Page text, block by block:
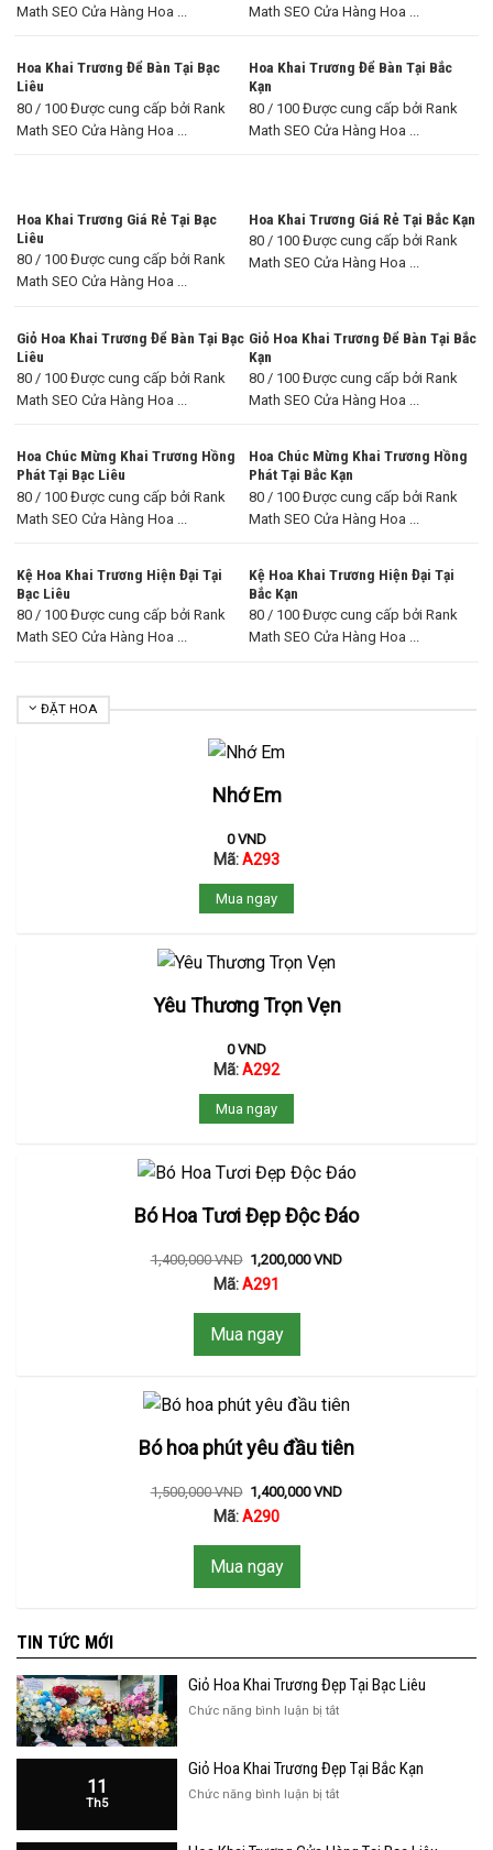
Math SEO Cửa Hàng Hoa ...
Math SEO Cửa Hàng Hoa ...
Hoa Khai Trương Để Bàn Tại Bạc
Liêu
80 / 100 Được cung cấp bởi Rank
Math SEO Cửa Hàng Hoa ...
Hoa Khai Trương Để Bàn Tại Bắc
Kạn
80 / 100 Được cung cấp bởi Rank
Math SEO Cửa Hàng Hoa ...
Hoa Khai Trương Giá Rẻ Tại Bạc
Liêu
80 / 100 Được cung cấp bởi Rank
Math SEO Cửa Hàng Hoa ...
Hoa Khai Trương Giá Rẻ Tại Bắc Kạn
80 / 100 Được cung cấp bởi Rank
Math SEO Cửa Hàng Hoa ...
Giỏ Hoa Khai Trương Để Bàn Tại Bạc
Liêu
80 / 100 Được cung cấp bởi Rank
Math SEO Cửa Hàng Hoa ...
Giỏ Hoa Khai Trương Để Bàn Tại Bắc
Kạn
80 / 100 Được cung cấp bởi Rank
Math SEO Cửa Hàng Hoa ...
Hoa Chúc Mừng Khai Trương Hồng
Phát Tại Bạc Liêu
80 / 100 Được cung cấp bởi Rank
Math SEO Cửa Hàng Hoa ...
Hoa Chúc Mừng Khai Trương Hồng
Phát Tại Bắc Kạn
80 / 100 Được cung cấp bởi Rank
Math SEO Cửa Hàng Hoa ...
Kệ Hoa Khai Trương Hiện Đại Tại
Bạc Liêu
80 / 100 Được cung cấp bởi Rank
Math SEO Cửa Hàng Hoa ...
Kệ Hoa Khai Trương Hiện Đại Tại
Bắc Kạn
80 / 100 Được cung cấp bởi Rank
Math SEO Cửa Hàng Hoa ...
ĐẶT HOA
Nhớ Em
0VND
Mã:A293
Mua ngay
Yêu Thương Trọn Vẹn
0VND
Mã:A292
Mua ngay
Bó Hoa Tươi Đẹp Độc Đáo
1,400,000VND 1,200,000VND
Mã:A291
Mua ngay
Bó hoa phút yêu đầu tiên
1,500,000VND 1,400,000VND
Mã:A290
Mua ngay
TIN TỨC MỚI
Giỏ Hoa Khai Trương Đẹp Tại Bạc Liêu
Chức năng bình luận bị tắtở
Khai
Đẹp
11
Th5
Giỏ Hoa Khai Trương Đẹp Tại Bắc Kạn
Chức năng bình luận bị tắtở